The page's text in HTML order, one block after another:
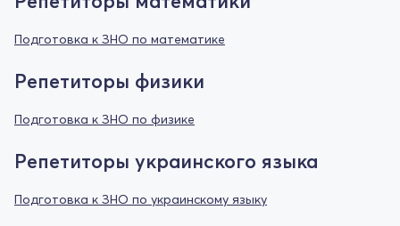
Подготовка к ЗНО по математике
Репетиторы физики
Подготовка к ЗНО по физике
Репетиторы украинского языка
Подготовка к ЗНО по украинскому языку